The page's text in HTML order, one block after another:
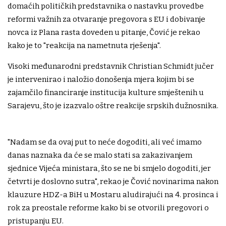
domaćih političkih predstavnika o nastavku provedbe
reformi važnih za otvaranje pregovora s EU i dobivanje
novca iz Plana rasta doveden u pitanje, Čović je rekao
kako je to "reakcija na nametnuta rješenja".
Visoki međunarodni predstavnik Christian Schmidt jučer
je intervenirao i naložio donošenja mjera kojim bi se
zajamčilo financiranje institucija kulture smještenih u
Sarajevu, što je izazvalo oštre reakcije srpskih dužnosnika.
"Nadam se da ovaj put to neće dogoditi, ali već imamo
danas naznaka da će se malo stati sa zakazivanjem
sjednice Vijeća ministara, što se ne bi smjelo dogoditi, jer
četvrti je doslovno sutra", rekao je Čović novinarima nakon
klauzure HDZ-a BiH u Mostaru aludirajući na 4. prosinca i
rok za preostale reforme kako bi se otvorili pregovori o
pristupanju EU.